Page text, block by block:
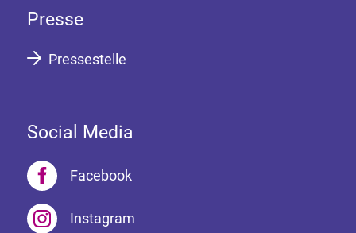
Presse
Pressestelle
Social Media
Facebook
Instagram